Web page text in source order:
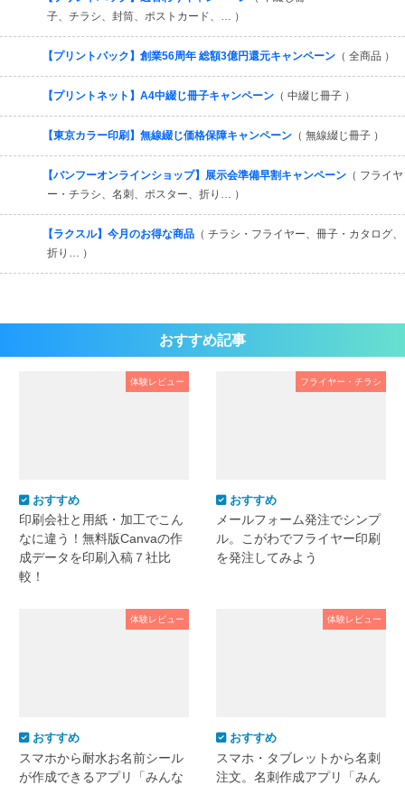
子、チラシ、封筒、ポストカード、… ）
【プリントパック】創業56周年 総額3億円還元キャンペーン （ 全商品 ）
【プリントネット】A4中綴じ冊子キャンペーン （ 中綴じ冊子 ）
【東京カラー印刷】無線綴じ価格保障キャンペーン （ 無線綴じ冊子 ）
【バンフーオンラインショップ】展示会準備早割キャンペーン （ フライヤ
ー・チラシ、名刺、ポスター、折り… ）
【ラクスル】今月のお得な商品 （ チラシ・フライヤー、冊子・カタログ、
折り… ）
おすすめ記事
体験レビュー
おすすめ
印刷会社と用紙・加工でこん
なに違う！無料版Canvaの作
成データを印刷入稿７社比
較！
フライヤー・チラシ
おすすめ
メールフォーム発注でシンプ
ル。こがわでフライヤー印刷
を発注してみよう
体験レビュー
おすすめ
スマホから耐水お名前シール
が作成できるアプリ「みんな
体験レビュー
おすすめ
スマホ・タブレットから名刺
注文。名刺作成アプリ「みん